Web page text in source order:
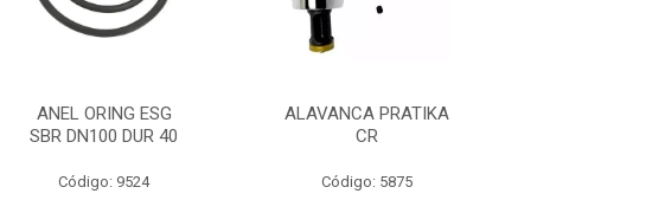
ANEL ORING ESG
SBR DN100 DUR 40
Código: 9524
ALAVANCA PRATIKA
CR
Código: 5875